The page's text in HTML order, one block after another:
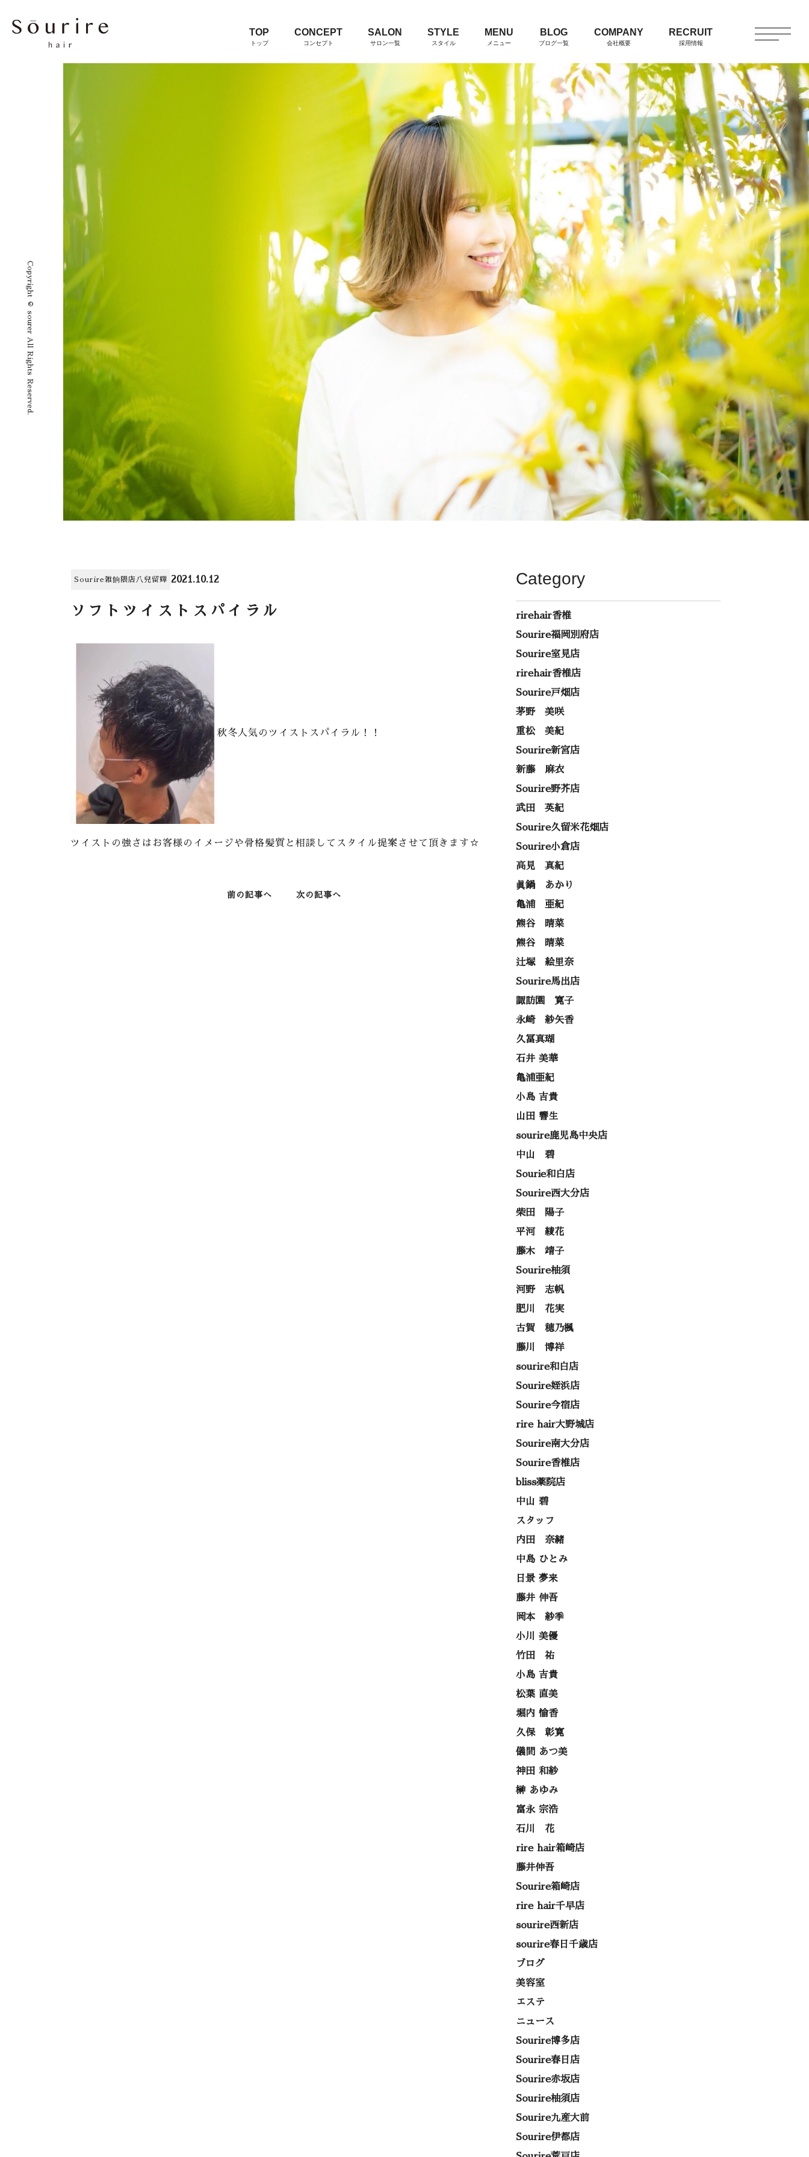
TOP
トップ
CONCEPT
コンセプト
SALON
サロン一覧
STYLE
スタイル
MENU
メニュー
BLOG
ブログ一覧
COMPANY
会社概要
RECRUIT
採用情報
Copyright © sourer All Rights Reserved.
Sourire雑餉隈店 八兒留輝 2021.10.12
ソフトツイストスパイラル
秋冬人気のツイストスパイラル！！
ツイストの強さはお客様のイメージや骨格髪質と相談してスタイル提案させて頂きます☆
前の記事へ 次の記事へ
Category
rirehair香椎
Sourire福岡別府店
Sourire室見店
rirehair香椎店
Sourire戸畑店
茅野 美咲
重松 美紀
Sourire新宮店
新藤 麻衣
Sourire野芥店
武田 英紀
Sourire久留米花畑店
Sourire小倉店
高見 真紀
眞鍋 あかり
亀浦 亜紀
熊谷 晴菜
熊谷 晴菜
辻塚 絵里奈
Sourire馬出店
諏訪園 寛子
永崎 紗矢香
久冨真瑚
石井 美華
亀浦亜紀
小島 吉貴
山田 響生
sourire鹿児島中央店
中山 碧
Sourie和白店
Sourire西大分店
柴田 陽子
平河 綾花
藤木 靖子
Sourire柚須
河野 志帆
肥川 花実
古賀 穂乃楓
藤川 博祥
sourire和白店
Sourire姪浜店
Sourire今宿店
rire hair大野城店
Sourire南大分店
Sourire香椎店
bliss薬院店
中山 碧
スタッフ
内田 奈緒
中島 ひとみ
日景 夢来
藤井 伸吾
岡本 紗季
小川 美優
竹田 祐
小島 吉貴
松葉 直美
堀内 愉香
久保 彰寛
儀間 あつ美
神田 和紗
榊 あゆみ
富永 宗浩
石川 花
rire hair箱崎店
藤井伸吾
Sourire箱崎店
rire hair千早店
sourire西新店
sourire春日千歳店
ブログ
美容室
エステ
ニュース
Sourire博多店
Sourire春日店
Sourire赤坂店
Sourire柚須店
Sourire九産大前
Sourire伊都店